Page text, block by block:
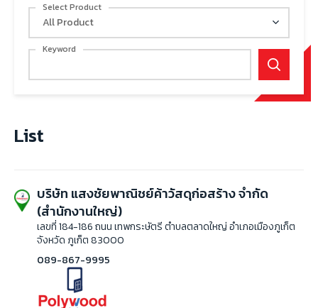
Select Product
All Product
Keyword
List
บริษัท แสงชัยพาณิชย์ค้าวัสดุก่อสร้าง จำกัด
(สำนักงานใหญ่)
เลขที่ 184-186 ถนน เทพกระษัตรี ตำบลตลาดใหญ่ อำเภอเมืองภูเก็ต
จังหวัด ภูเก็ต 83000
089-867-9995